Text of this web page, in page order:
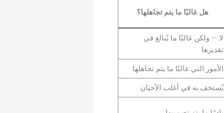
هل غالبًا ما يتم تجاهلها؟
لا — ولكن غالبًا ما يُبالغ في
تقديرها
الأمور التي غالبًا ما يتم تجاهلها
يُستخف به في أغلب الأحيان